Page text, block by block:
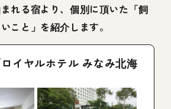
れる宿より、個別に頂いた「飼
こと」を紹介します。
ロイヤルホテル みなみ北海